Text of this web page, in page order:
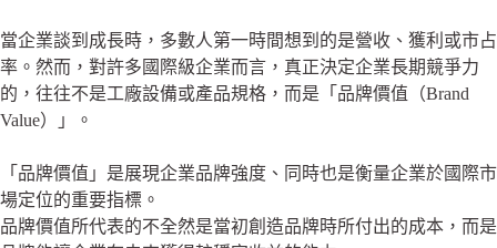
當企業談到成長時，多數人第一時間想到的是營收、獲利或市占
率。然而，對許多國際級企業而言，真正決定企業長期競爭力
的，往往不是工廠設備或產品規格，而是「品牌價值（Brand
Value）」。
「品牌價值」是展現企業品牌強度、同時也是衡量企業於國際市
場定位的重要指標。
品牌價值所代表的不全然是當初創造品牌時所付出的成本，而是